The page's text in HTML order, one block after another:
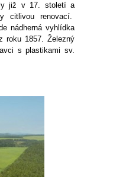
již v 17. století a
citlivou renovací.
nádherná vyhlídka
roku 1857. Železný
s plastikami sv.